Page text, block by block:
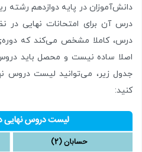
درس آن برای امتحانات نهایی در
درس، کاملا مشخص می‌کند که
اصلا ساده نیست و محصل باید
جدول زیر، می‌توانید لیست دروس
کنید: